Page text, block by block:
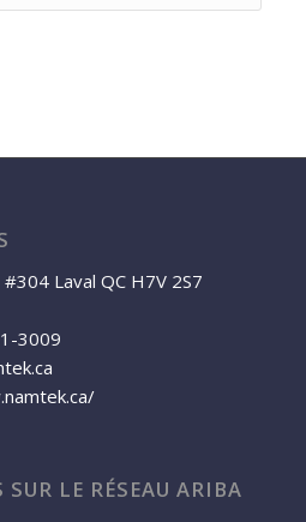
Laval QC H7V 2S7
3009
SUR LE RÉSEAU ARIBA